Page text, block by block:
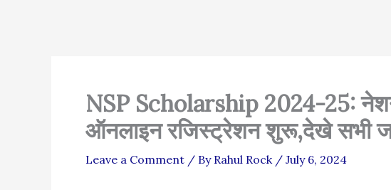
NSP Scholarship 2024-25:
ऑनलाइन रजिस्ट्रेशन शुरू,देखे सभी
Leave a Comment / By Rahul Rock / July 6, 2024